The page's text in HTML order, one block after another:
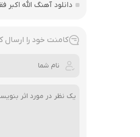
دانلود آهنگ الله اکبر فقط 207 مشکی سعید
کامنت خود را ارسال